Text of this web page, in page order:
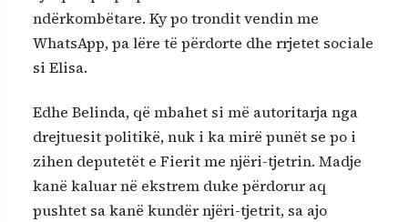
ndërkombëtare. Ky po trondit vendin me
WhatsApp, pa lëre të përdorte dhe rrjetet sociale
si Elisa.
Edhe Belinda, që mbahet si më autoritarja nga
drejtuesit politikë, nuk i ka mirë punët se po i
zihen deputetët e Fierit me njëri-tjetrin. Madje
kanë kaluar në ekstrem duke përdorur aq
pushtet sa kanë kundër njëri-tjetrit, sa ajo